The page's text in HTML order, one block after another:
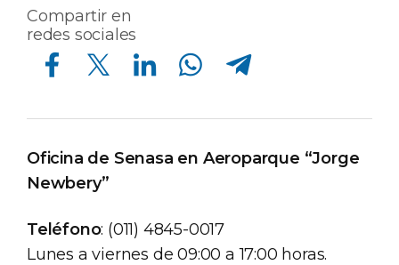
Compartir en
redes sociales
Compartir en Facebook Compartir en Twitter Compartir en Linkedin Compartir en Whatsapp Compartir en Telegram
Oficina de Senasa en Aeroparque “Jorge
Newbery”
Teléfono: (011) 4845-0017
Lunes a viernes de 09:00 a 17:00 horas.